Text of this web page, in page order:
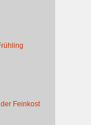
Feinkost